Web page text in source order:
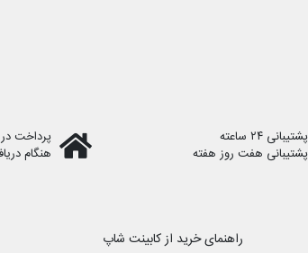
پشتیبانی ۲۴ ساعته
پشتیبانی هفت روز هفته
پرداخت
هنگام
راهنمای خرید از کابینت شاپ